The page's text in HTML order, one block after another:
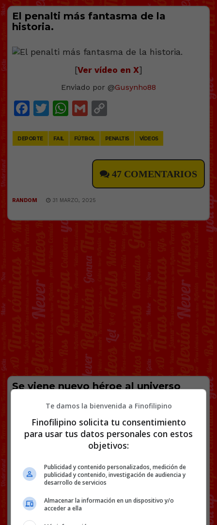
El penalti más fantasma de la
historia.
[Ver vídeo en X]
Enviado por @Gusynho88
Facebook
Twitter
WhatsApp
Gmail
DEPORTE FAIL FÚTBOL PENALTIS VÍDEOS
47 COMENTARIOS
RANDOM 31 MARZO, 2025
Se viene nuevo héroe al universo
@UniCatolicos_es
Link
Te damos la bienvenida a Finofilipino
Finofilipino solicita tu consentimiento
para usar tus datos personales con estos
objetivos:
Publicidad y contenido personalizados, medición de
publicidad y contenido, investigación de audiencia y
desarrollo de servicios
Almacenar la información en un dispositivo y/o
acceder a ella